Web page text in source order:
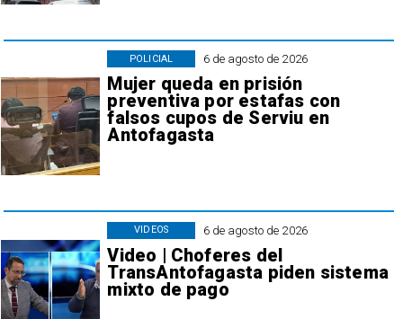
6 de agosto de 2026
Mujer queda en prisión
preventiva por estafas con
falsos cupos de Serviu en
Antofagasta
POLICIAL
6 de agosto de 2026
Video | Choferes del
TransAntofagasta piden sistema
mixto de pago
VIDEOS